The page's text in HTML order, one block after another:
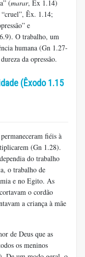
(marar, Êx 1.14)
Êx. 1.14;
e
O trabalho, um
humana (Gn 1.27-
da opressão.
(Êxodo 1.15
fiéis à
(Gn 1.28).
do trabalho
o trabalho de
e no Egito. As
o cordão
a criança à mãe
de Deus que as
os meninos